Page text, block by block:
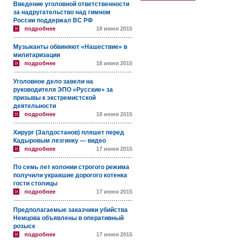
Введение уголовной ответственности
за надругательство над гимном
России поддержал ВС РФ
подробнее 18 июня 2015
Музыканты обвиняют «Нашествие» в
милитаризации
подробнее 18 июня 2015
Уголовное дело завели на
руководителя ЭПО «Русские» за
призывы к экстремистской
деятельности
подробнее 18 июня 2015
Хирург (Залдостанов) пляшет перед
Кадыровым лезгинку — видео
подробнее 17 июня 2015
По семь лет колонии строгого режима
получили укравшие дорогого котенка
гости столицы
подробнее 17 июня 2015
Предполагаемые заказчики убийства
Немцова объявлены в оперативный
розыск
подробнее 17 июня 2015